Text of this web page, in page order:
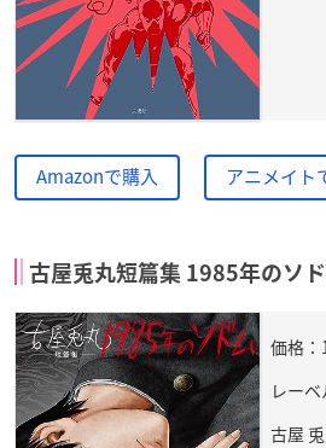
Amazonで購入 アニメイト
古屋兎丸短篇集 1985年のソ
価格
レーベ
古屋